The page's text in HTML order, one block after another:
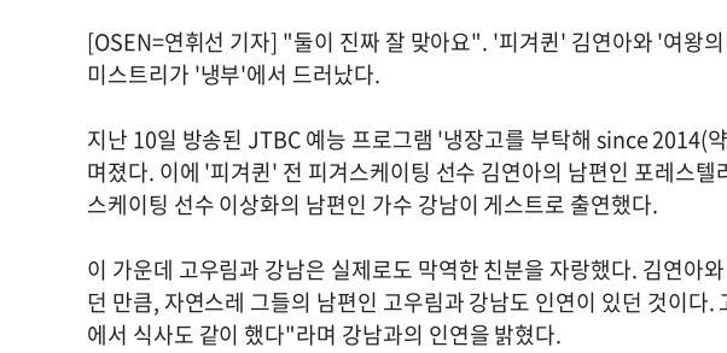
[OSEN=연휘선 기자] "둘이 진짜 잘 맞아요". '피겨퀸' 김연아와 '여왕
미스트리가 '냉부'에서 드러났다.
지난 10일 방송된 JTBC 예능 프로그램 '냉장고를 부탁해 since 2014(
며졌다. 이에 '피겨퀸' 전 피겨스케이팅 선수 김연아의 남편인 포레스
스케이팅 선수 이상화의 남편인 가수 강남이 게스트로 출연했다.
이 가운데 고우림과 강남은 실제로도 막역한 친분을 자랑했다. 김연아
던 만큼, 자연스레 그들의 남편인 고우림과 강남도 인연이 있던 것이다
에서 식사도 같이 했다"라며 강남과의 인연을 밝혔다.